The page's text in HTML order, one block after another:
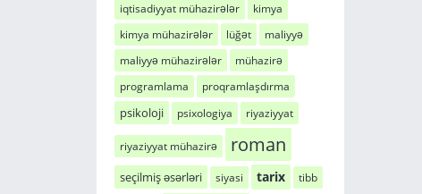
iqtisadiyyat mühazirələr
kimya
kimya mühazirələr
lüğət
maliyyə
maliyyə mühazirələr
mühazirə
programlama
proqramlaşdırma
psikoloji psixologiya riyaziyyat
riyaziyyat mühazirə roman
seçilmiş əsərləri siyasi tarix tibb